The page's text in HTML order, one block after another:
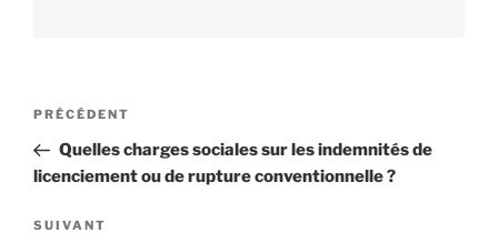
Navigation
l’article
Article
précédent
PRÉCÉDENT
Quelles charges sociales sur les indemnités de
licenciement ou de rupture conventionnelle ?
Article
SUIVANT